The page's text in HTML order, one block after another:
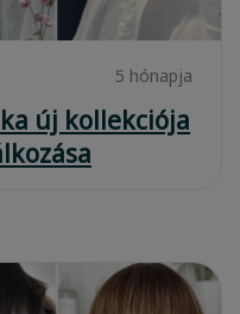
5 hónapja
új kollekciója